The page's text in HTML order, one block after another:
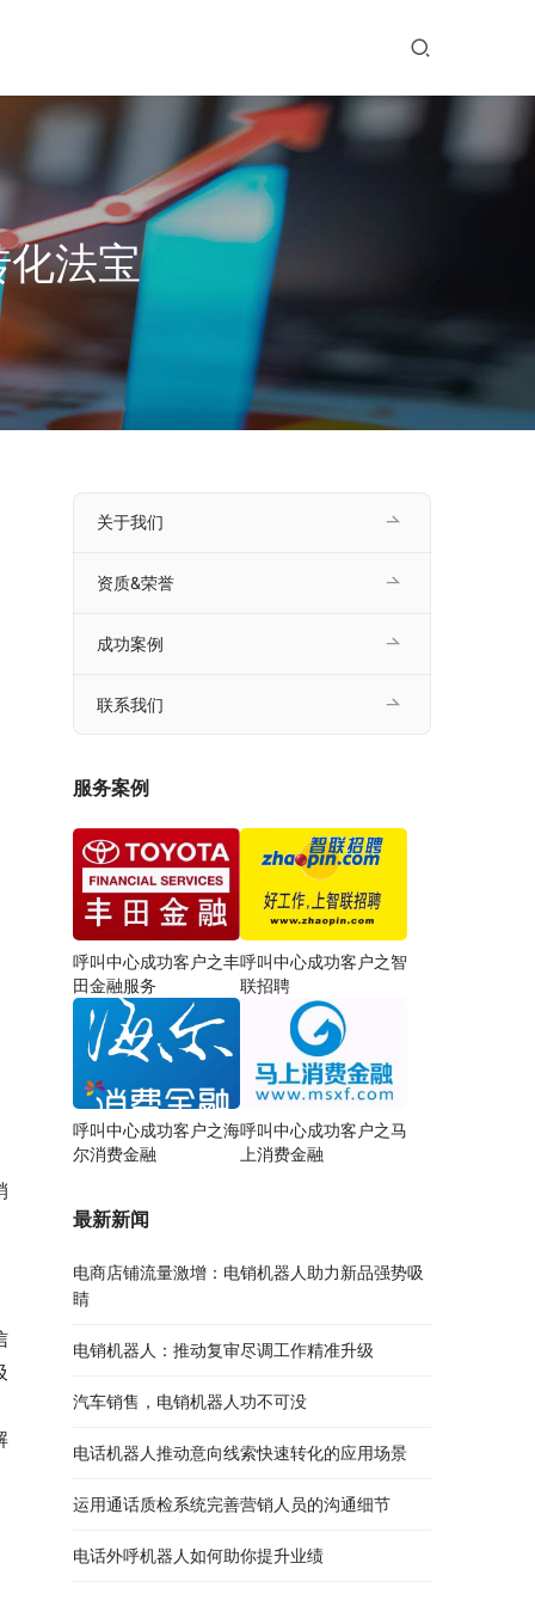
法宝
关于我们
资质&荣誉
成功案例
联系我们
服务案例
呼叫中心成功客户之丰
田金融服务
呼叫中心成功客户之智
联招聘
呼叫中心成功客户之海
尔消费金融
呼叫中心成功客户之马
上消费金融
最新新闻
电商店铺流量激增：电销机器人助力新品强势吸
睛
电销机器人：推动复审尽调工作精准升级
汽车销售，电销机器人功不可没
电话机器人推动意向线索快速转化的应用场景
运用通话质检系统完善营销人员的沟通细节
电话外呼机器人如何助你提升业绩